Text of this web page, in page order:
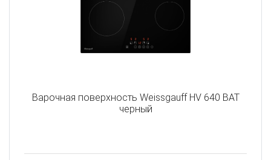
Варочная поверхность Weissgauff HV 640 BAT
черный